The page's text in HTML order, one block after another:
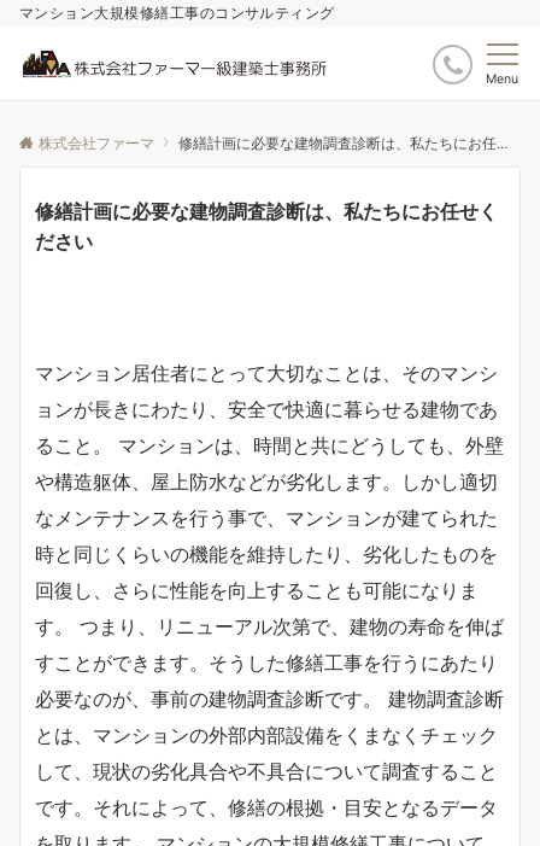
マンション大規模修繕工事のコンサルティング
Menu
株式会社ファーマ 修繕計画に必要な建物調査診断は、私たちにお任せください
修繕計画に必要な建物調査診断は、私たちにお任せく
ださい
マンション居住者にとって大切なことは、そのマンシ
ョンが長きにわたり、安全で快適に暮らせる建物であ
ること。 マンションは、時間と共にどうしても、外壁
や構造躯体、屋上防水などが劣化します。しかし適切
なメンテナンスを行う事で、マンションが建てられた
時と同じくらいの機能を維持したり、劣化したものを
回復し、さらに性能を向上することも可能になりま
す。 つまり、リニューアル次第で、建物の寿命を伸ば
すことができます。そうした修繕工事を行うにあたり
必要なのが、事前の建物調査診断です。 建物調査診断
とは、マンションの外部内部設備をくまなくチェック
して、現状の劣化具合や不具合について調査すること
です。それによって、修繕の根拠・目安となるデータ